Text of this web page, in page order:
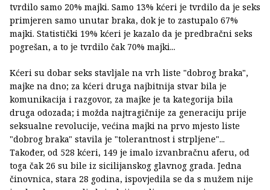
tvrdilo samo 20% majki. Samo 13% kćeri je tvrdilo da je seks
primjeren samo unutar braka, dok je to zastupalo 67%
majki. Statistički 19% kćeri je kazalo da je predbračni seks
pogrešan, a to je tvrdilo čak 70% majki...
Kćeri su dobar seks stavljale na vrh liste "dobrog braka",
majke na dno; za kćeri druga najbitnija stvar bila je
komunikacija i razgovor, za majke je ta kategorija bila
druga odozada; i možda najtragičnije za generaciju prije
seksualne revolucije, većina majki na prvo mjesto liste
"dobrog braka" stavila je "tolerantnost i strpljene"...
Također, od 528 kćeri, 149 je imalo izvanbračnu aferu, od
toga čak 26 su bile iz sicilijanskog glavnog grada. Jedna
činovnica, stara 28 godina, ispovjedila se da s mužem nije